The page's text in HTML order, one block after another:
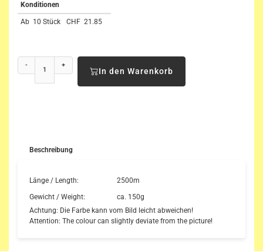
Konditionen
Ab 10 Stück CHF 21.85
- +
In den Warenkorb
Beschreibung
Länge / Length:
2500m
Gewicht / Weight:
ca. 150g
Achtung: Die Farbe kann vom Bild leicht abweichen!
Attention: The colour can slightly deviate from the picture!